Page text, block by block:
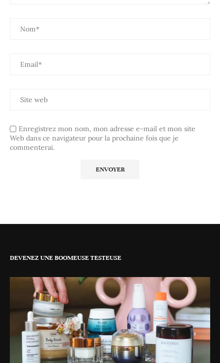
Enregistrez mon nom, mon adresse e-mail et mon site
Web dans ce navigateur pour la prochaine fois que je
commenterai.
DEVENEZ UNE BOOMEUSE TESTEUSE